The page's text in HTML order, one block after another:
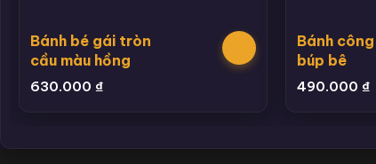
Bánh bé gái tròn
cầu màu hồng
630.000 ₫
Bánh
búp bê
490.000 ₫